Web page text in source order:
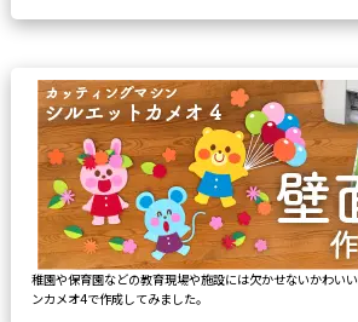
稚園や保育園などの教育現場や施設には欠かせないかわい
ンカメオ4で作成してみました。